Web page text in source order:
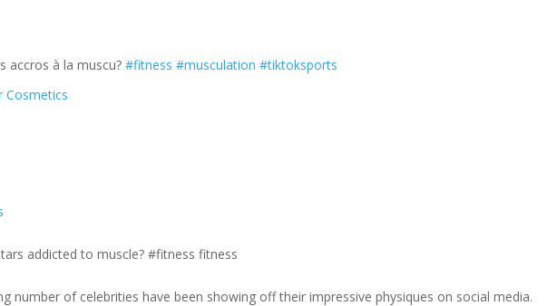
accros à la muscu?#fitness #musculation #tiktoksports
Cosmetics
addicted to muscle? #fitness fitness
number of celebrities have been showing off their impressive physiques on social media.